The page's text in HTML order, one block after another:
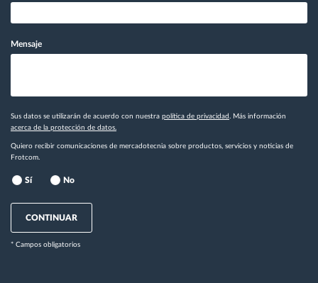
Mensaje
Sus datos se utilizarán de acuerdo con nuestra política de privacidad
. Más información
acerca de la protección de datos.
Quiero recibir comunicaciones de mercadotecnia sobre productos, servicios y noticias de
Frotcom.
Sí No
CONTINUAR
* Campos obligatorios